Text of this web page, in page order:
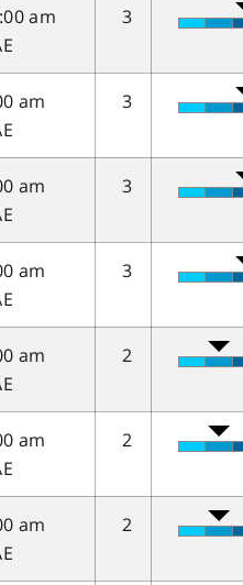
am
3
am
3
am
3
am
3
am
2
am
2
am
2